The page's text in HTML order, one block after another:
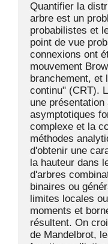
Quantifier la
arbre est un
probabilistes et
point de vue
connexions ont
mouvement
branchement, et
continu" (CRT).
une
asymptotiques
complexe et la
méthodes
d'obtenir une
la hauteur dans
d'arbres
binaires ou
limites locales
moments et
résultent. On
de Mandelbrot,